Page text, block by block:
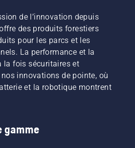
de l’innovation depuis
des produits forestiers
pour les parcs et les
La performance et la
la fois sécuritaires et
innovations de pointe, où
et la robotique montrent
gamme